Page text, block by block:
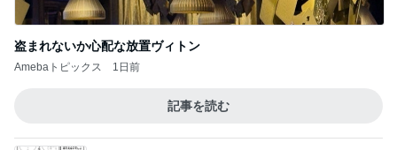
盗まれないか心配な放置ヴィトン
Amebaトピックス 1日前
記事を読む